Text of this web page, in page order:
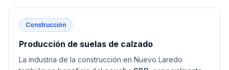
Construcción
Producción de suelas de calzado
La industria de la construcción en Nuevo Laredo